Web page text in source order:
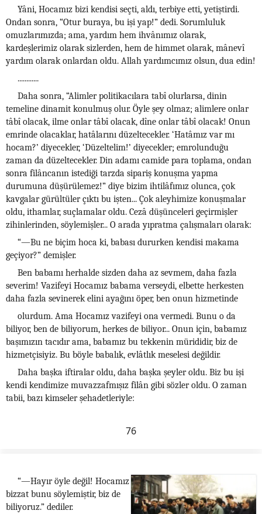
Yâni, Hocamız bizi kendisi seçti, aldı, terbiye etti, yetiştirdi.
Ondan sonra, “Otur buraya, bu işi yap!” dedi. Sorumluluk
omuzlarımızda; ama, yardım hem ihvânımız olarak,
kardeşlerimiz olarak sizlerden, hem de himmet olarak, mânevî
yardım olarak onlardan oldu. Allah yardımcımız olsun, dua edin!
............
Daha sonra, “Alimler politikacılara tabî olurlarsa, dinin
temeline dinamit konulmuş olur. Öyle şey olmaz; alimlere onlar
tâbî olacak, ilme onlar tâbî olacak, dîne onlar tâbî olacak! Onun
emrinde olacaklar, hatâlarını düzeltecekler. ‘Hatâmız var mı
hocam?’ diyecekler, ‘Düzeltelim!’ diyecekler; emrolunduğu
zaman da düzeltecekler. Din adamı camide para toplama, ondan
sonra filâncanın istediği tarzda sipariş konuşma yapma
durumuna düşürülemez!” diye bizim ihtilâfımız olunca, çok
kavgalar gürültüler çıktı bu işten... Çok aleyhimize konuşmalar
oldu, ithamlar, suçlamalar oldu. Cezâ düşünceleri geçirmişler
zihinlerinden, söylemişler... O arada yıpratma çalışmaları olarak:
“—Bu ne biçim hoca ki, babası dururken kendisi makama
geçiyor?” demişler.
Ben babamı herhalde sizden daha az sevmem, daha fazla
severim! Vazifeyi Hocamız babama verseydi, elbette herkesten
daha fazla sevinerek elini ayağını öper, ben onun hizmetinde
olurdum. Ama Hocamız vazifeyi ona vermedi. Bunu o da
biliyor, ben de biliyorum, herkes de biliyor... Onun için, babamız
başımızın tacıdır ama, babamız bu tekkenin mürididir, biz de
hizmetçisiyiz. Bu böyle babalık, evlâtlık meselesi değildir.
Daha başka iftiralar oldu, daha başka şeyler oldu. Biz bu işi
kendi kendimize muvazzafmışız filân gibi sözler oldu. O zaman
tabii, bazı kimseler şehadetleriyle:
76
“—Hayır öyle değil! Hocamız
bizzat bunu söylemiştir, biz de
biliyoruz.” dediler.